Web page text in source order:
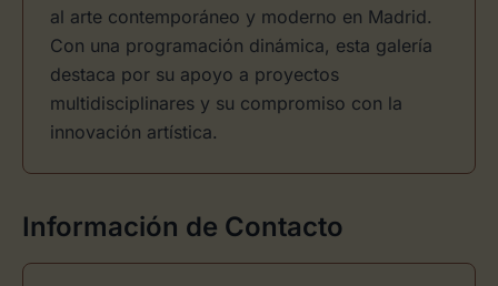
al arte contemporáneo y moderno en Madrid.
Con una programación dinámica, esta galería
destaca por su apoyo a proyectos
multidisciplinares y su compromiso con la
innovación artística.
Información de Contacto